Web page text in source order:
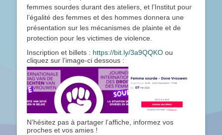
femmes sourdes durant des ateliers, et l’Institut pour
l’égalité des femmes et des hommes donnera une
présentation sur les mécanismes de plainte et de
protection pour les victimes de violence.
Inscription et billets : https://bit.ly/3a9QQKO ou
cliquez sur l’image-ci dessous :
N’hésitez pas à partager l’affiche, informez vos
proches et vos amies !